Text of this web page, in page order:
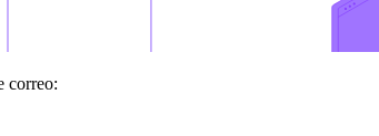
correo: